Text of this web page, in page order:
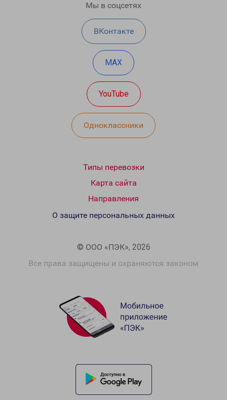
Мы в соцсетях
ВКонтакте
MAX
YouTube
Одноклассники
Типы перевозки
Карта сайта
Направления
© ООО «ПЭК», 2026
Все права защищены и охраняются законом
О защите персональных данных